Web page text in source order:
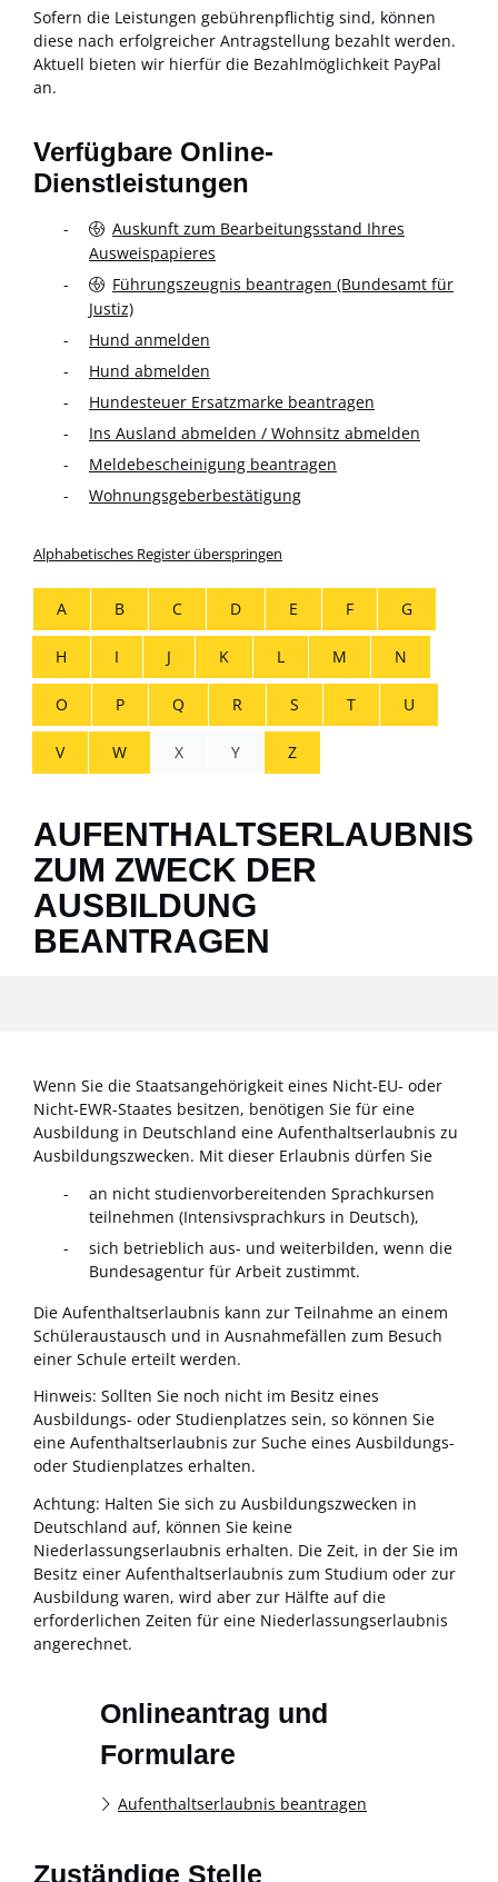
Sofern die Leistungen gebührenpflichtig sind, können
diese nach erfolgreicher Antragstellung bezahlt werden.
Aktuell bieten wir hierfür die Bezahlmöglichkeit PayPal
an.
Verfügbare Online-
Dienstleistungen
Auskunft zum Bearbeitungsstand Ihres
Ausweispapieres
Führungszeugnis beantragen (Bundesamt für
Justiz)
Hund anmelden
Hund abmelden
Hundesteuer Ersatzmarke beantragen
Ins Ausland abmelden / Wohnsitz abmelden
Meldebescheinigung beantragen
Wohnungsgeberbestätigung
Alphabetisches Register überspringen
A B C D E F G
H I J K L M N
O P Q R S T U
V W X Y Z
AUFENTHALTSERLAUBNIS
ZUM ZWECK DER
AUSBILDUNG
BEANTRAGEN
Wenn Sie die Staatsangehörigkeit eines Nicht-EU- oder
Nicht-EWR-Staates besitzen, benötigen Sie für eine
Ausbildung in Deutschland eine Aufenthaltserlaubnis zu
Ausbildungszwecken. Mit dieser Erlaubnis dürfen Sie
an nicht studienvorbereitenden Sprachkursen
teilnehmen (Intensivsprachkurs in Deutsch),
sich betrieblich aus- und weiterbilden, wenn die
Bundesagentur für Arbeit zustimmt.
Die Aufenthaltserlaubnis kann zur Teilnahme an einem
Schüleraustausch und in Ausnahmefällen zum Besuch
einer Schule erteilt werden.
Hinweis: Sollten Sie noch nicht im Besitz eines
Ausbildungs- oder Studienplatzes sein, so können Sie
eine Aufenthaltserlaubnis zur Suche eines Ausbildungs-
oder Studienplatzes erhalten.
Achtung: Halten Sie sich zu Ausbildungszwecken in
Deutschland auf, können Sie keine
Niederlassungserlaubnis erhalten. Die Zeit, in der Sie im
Besitz einer Aufenthaltserlaubnis zum Studium oder zur
Ausbildung waren, wird aber zur Hälfte auf die
erforderlichen Zeiten für eine Niederlassungserlaubnis
angerechnet.
Onlineantrag und
Formulare
Aufenthaltserlaubnis beantragen
Zuständige Stelle